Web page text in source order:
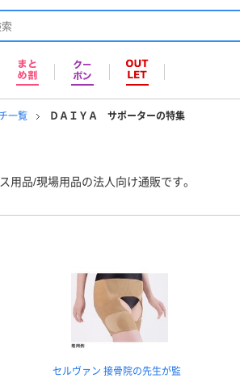
一覧 ＤＡＩＹＡ サポーターの特集
用品/現場用品の法人向け通販です。
セルヴァン 接骨院の先生が監